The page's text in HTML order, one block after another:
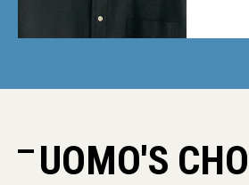
UOMO'S